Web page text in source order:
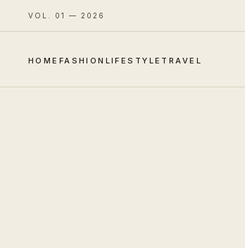
VOL. 01 — 2026
HOME FASHION LIFESTYLE TRAVEL